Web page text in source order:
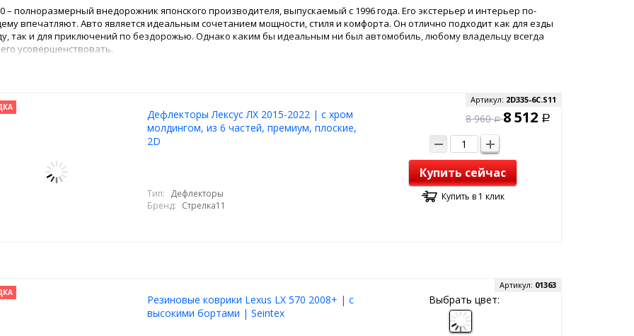
– полноразмерный внедорожник японского производителя, выпускаемый с 1996 года. Его экстерьер и интерьер по-
впечатляют. Авто является идеальным сочетанием мощности, стиля и комфорта. Он отлично подходит как для езды
так и для приключений по бездорожью. Однако каким бы идеальным ни был автомобиль, любому владельцу всегда
усовершенствовать.
Дефлекторы Лексус ЛХ 2015-2022 | с хром
молдингом, из 6 частей, премиум, плоские,
2D
Артикул: 2D335-6C.S11
Тип: Дефлекторы
Бренд: Стрелка11
8 960 Р 8 512 Р
Купить сейчас
Купить в 1 клик
Резиновые коврики Lexus LX 570 2008+ | с
высокими бортами | Seintex
Артикул: 01363
Выбрать цвет: